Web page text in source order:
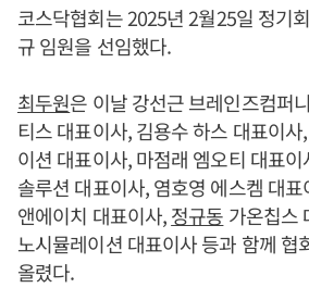
코스닥협회는 2025년 2월25일 정기
규 임원을 선임했다.
최두원은 이날 강선근 브레인즈컴퍼
티스 대표이사, 김용수 하스 대표이사,
이션 대표이사, 마점래 엠오티 대표
솔루션 대표이사, 염호영 에스켐 대표
앤에이치 대표이사,정규동 가온칩스
노시뮬레이션 대표이사 등과 함께 협
올렸다.